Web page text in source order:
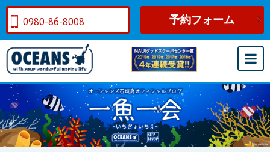
0980-86-8008 予約フォーム